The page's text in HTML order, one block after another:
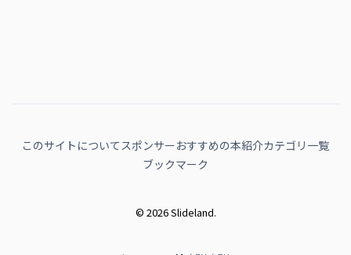
このサイトについて スポンサーおすすめの本紹介カテゴリ一覧
ブックマーク
© 2026 Slideland.